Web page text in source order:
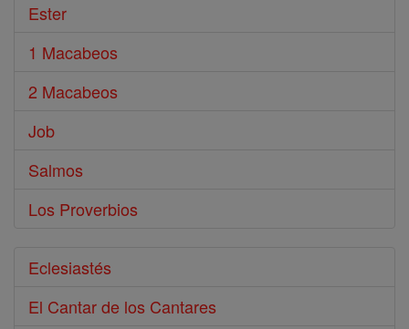
Ester
1 Macabeos
2 Macabeos
Job
Salmos
Los Proverbios
Eclesiastés
El Cantar de los Cantares